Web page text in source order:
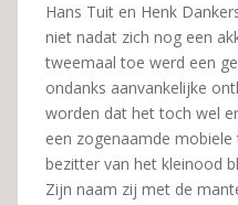
Hans Tuit en Henk
niet nadat zich nog een
tweemaal toe werd een
ondanks aanvankelijke
worden dat het toch wel
een zogenaamde
bezitter van het kleinood
Zijn naam zij met de